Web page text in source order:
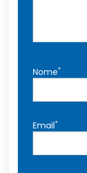
Nome*
Email*